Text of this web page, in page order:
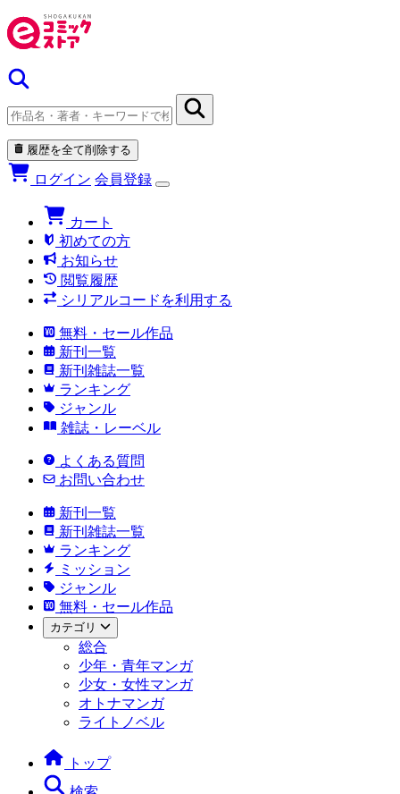
履歴を全て削除する
ログイン 会員登録
カート
初めての方
お知らせ
閲覧履歴
シリアルコードを利用する
無料・セール作品
新刊一覧
新刊雑誌一覧
ランキング
ジャンル
雑誌・レーベル
よくある質問
お問い合わせ
新刊一覧
新刊雑誌一覧
ランキング
ミッション
ジャンル
無料・セール作品
カテゴリ
総合
少年・青年マンガ
少女・女性マンガ
オトナマンガ
ライトノベル
トップ